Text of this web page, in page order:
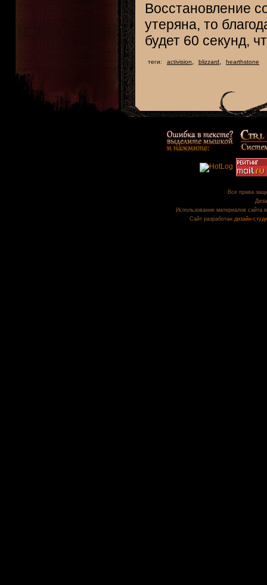
Восстановление
утеряна, то
будет 60 секунд,
теги: activision, blizzard, hearthstone
Все права
Использование материалов сайта
Сайт разработан дизайн-